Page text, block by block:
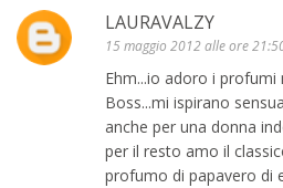
LAURAVALZY
15 maggio 2012 alle ore
Ehm...io adoro i
Boss...mi ispirano
anche per una donna
per il resto amo il
profumo di papavero di